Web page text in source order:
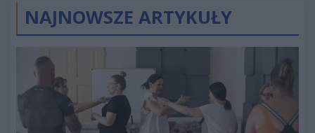
NAJNOWSZE ARTYKUŁY